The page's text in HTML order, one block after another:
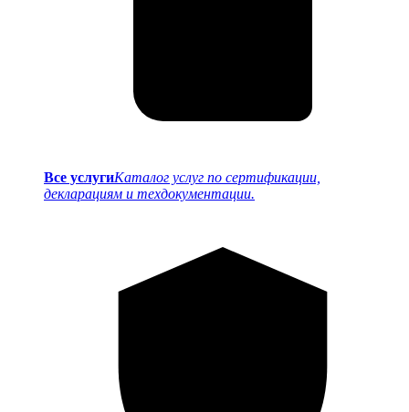
Все услугиКаталог услуг по сертификации,
декларациям и техдокументации.